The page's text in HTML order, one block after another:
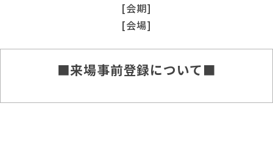
[会期]
[会場]
■来場事前登録について■